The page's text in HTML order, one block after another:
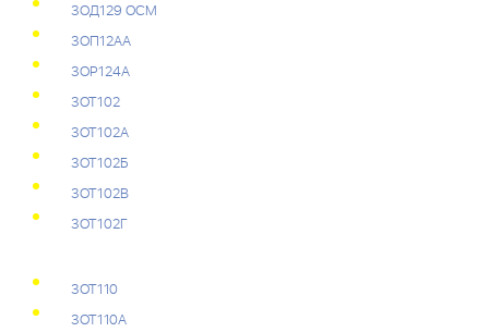
3ОД129 ОСМ
3ОП12АА
3ОР124А
3ОТ102
3ОТ102А
3ОТ102Б
3ОТ102В
3ОТ102Г
3ОТ110
3ОТ110А